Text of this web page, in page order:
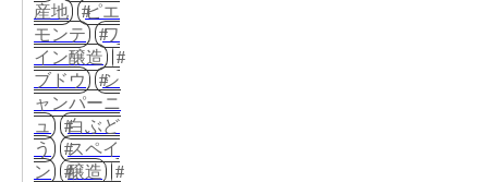
産地
ピエ
モンテ
ワ
イン醸造
ブドウ
シ
ャンパーニ
ュ
白ぶど
う
スペイ
ン
醸造